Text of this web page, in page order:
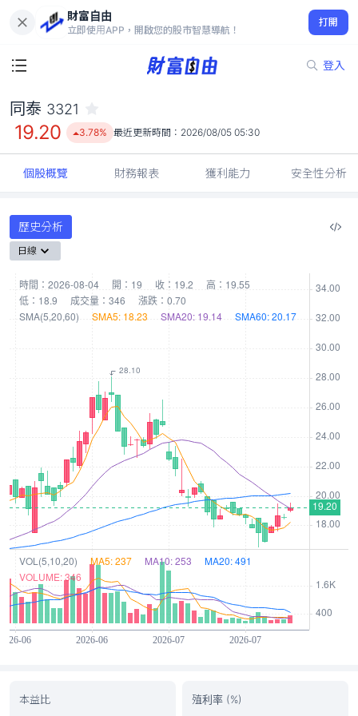
財富自由
立即使用APP，開啟您的股市智慧導航！
打開
登入
19.20
3.78%
同泰 3321
19.20 3.78% 最近更新時間： 2026/08/05 05:30
個股概覽 財務報表 獲利能力 安全性分析
歷史分析
日線
本益比 殖利率 (%)